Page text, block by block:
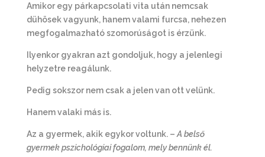
Amikor egy párkapcsolati vita után nemcsak
dühösek vagyunk, hanem valami furcsa, nehezen
megfogalmazható szomorúságot is érzünk.
Ilyenkor gyakran azt gondoljuk, hogy a jelenlegi
helyzetre reagálunk.
Pedig sokszor nem csak a jelen van ott velünk.
Hanem valaki más is.
Az a gyermek, akik egykor voltunk. – A belső
gyermek pszichológiai fogalom, mely bennünk él.